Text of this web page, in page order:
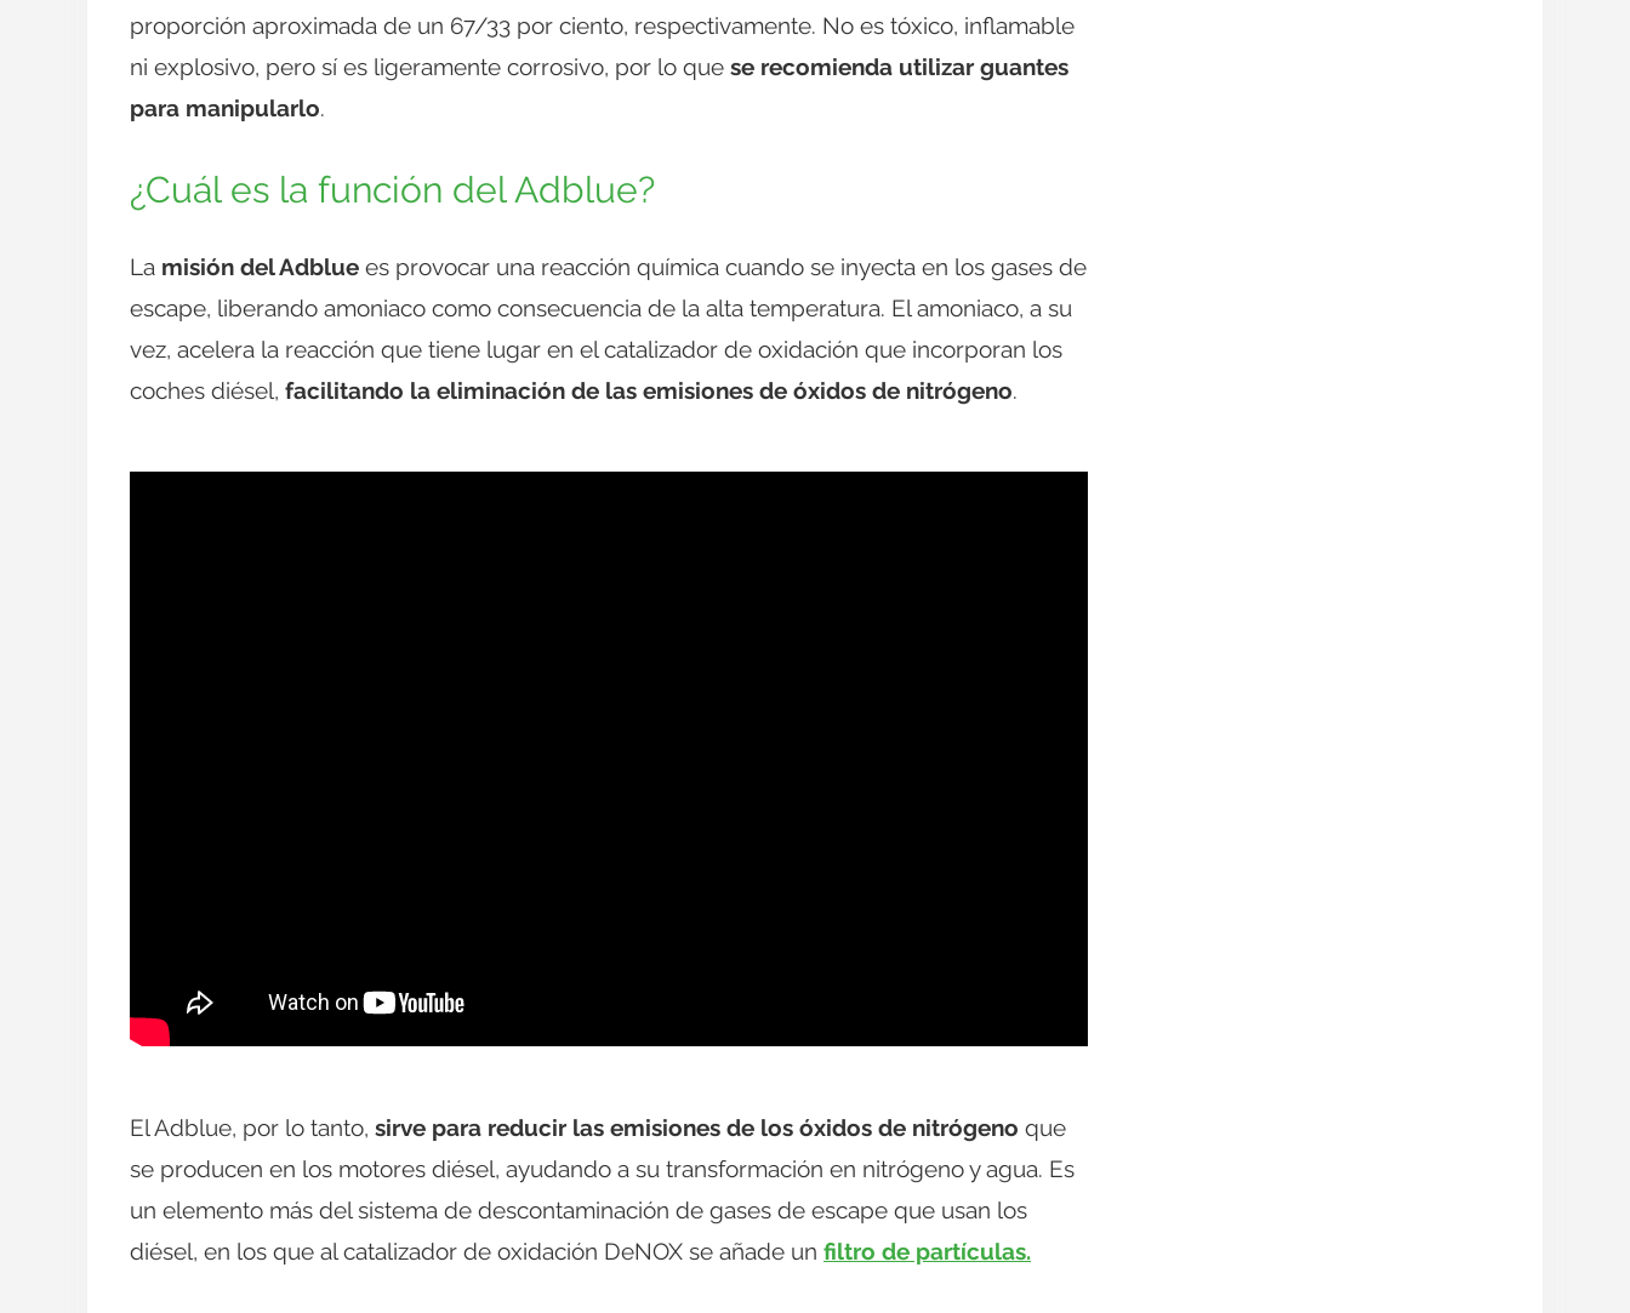
proporción aproximada de un 67/33 por ciento, respectivamente. No es tóxico, inflamable
ni explosivo, pero sí es ligeramente corrosivo, por lo que se recomienda utilizar guantes
para manipularlo.
¿Cuál es la función del Adblue?
La misión del Adblue es provocar una reacción química cuando se inyecta en los gases de
escape, liberando amoniaco como consecuencia de la alta temperatura. El amoniaco, a su
vez, acelera la reacción que tiene lugar en el catalizador de oxidación que incorporan los
coches diésel, facilitando la eliminación de las emisiones de óxidos de nitrógeno.
El Adblue, por lo tanto, sirve para reducir las emisiones de los óxidos de nitrógeno que
se producen en los motores diésel, ayudando a su transformación en nitrógeno y agua. Es
un elemento más del sistema de descontaminación de gases de escape que usan los
diésel, en los que al catalizador de oxidación DeNOX se añade un filtro de partículas.